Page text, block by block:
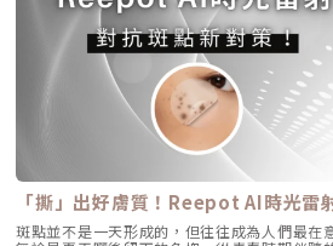
加強療程，以延續效果。Q4：頸紋、手部老
在頸部與手背同樣有良好表現，能改善乾紋與
程。Q5：是否適合所有膚質？ 大多數人皆可
對玻尿酸過敏者不建議施打。Q6：哪些人適
做？Profhilo適合有初期老化、乾燥或鬆弛困
就可以評估施作。特別推薦給希望改善膚況
感的人。Q7：施打Profhilo會很痛嗎？會不
程簡單快速，使用極細針在臉部五個特定位點
有暫時性紅腫或小腫塊，通常幾小時內可自
Q8：Profhilo成分天然嗎？會不會引起過敏
物來源的玻尿酸，不含常見交聯劑成分，安全
低，並獲得歐盟CE安全認證。Profhilo璞菲洛
程，不以填充為主，而是提升肌膚自癒力與膚
如果你渴望不影響生活的微創保養，並希望
致，但「作戰策略」卻截然不同：1. AviClear
注皮脂腺的「源頭阻斷」作用原理：搭載專利
「油脂專一性」，能穿透皮膚精準鎖定並加熱
心強項：直接從源頭切斷出油量並破壞痘痘的
與控油效果，非常適合追求長期穩定膚況、不
藍雷射（1450nm + 450nm）：控油＋殺菌的
合 1450nm 的熱能來縮減皮脂腺（控油），
滅表皮的痤瘡桿菌（殺菌）。核心強項：雙
炎、紅腫的痘痘，具有極佳的立即退紅與消
積發炎的患者。3. 傳統終極武器：口服A酸
於全身性的系統性治療。它能全面抑制皮脂腺
進毛囊正常角化，並大幅減少發炎反應與痤瘡
次打擊痘痘的四大成因，對於嚴重型、結節囊
（包含抗生素、外用藥膏）無效的頑固型痘痘
孔開口。久而久之，毛孔就像被塞了軟木塞一
毛孔】：膠原蛋白流失的初老警報真皮層中的
就像是撐起毛孔的堅固地基。隨著年齡增長，
化」，地基流失、失去支撐力，毛孔邊緣的肌
4. 【缺水型毛孔】：肌膚乾旱造成的表面危
層極度缺水時，毛孔周圍的表皮細胞會像失
無法飽滿排列。在細胞與細胞之間的縫隙變
明顯。5. 【疤痕型毛孔】：手癢硬擠留下的
疤」的範疇。過去長了嚴重的發炎性青春痘
真皮層組織嚴重受損。在傷口修復的過程中
可逆的凹洞。6. 【蟎蟲型毛孔】：隱形的微
有共生的「蠕形蟎蟲」，但當免疫力下降、皮
壞皮脂膜時，蟎蟲就會大量異常繁殖。牠們會
排泄物與屍體會引發毛囊發炎，進而把毛孔撐
「撕」出好膚質！Reepot AI時光雷
斑點並不是一天形成的，但往往成為人們最在